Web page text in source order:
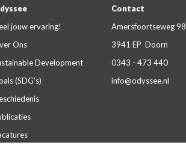
jouw ervaring!
Ons
Development
(SDG's)
Contact
Amersfoortseweg 98
3941 EP Doorn
0343 - 473 440
info@odyssee.nl